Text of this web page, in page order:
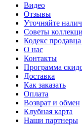
Видео
Отзывы
Уточняйте
Советы
Кодекс
О нас
Контакты
Программа
Доставка
Как заказать
Оплата
Возврат и обмен
Клубная карта
Наши партнеры